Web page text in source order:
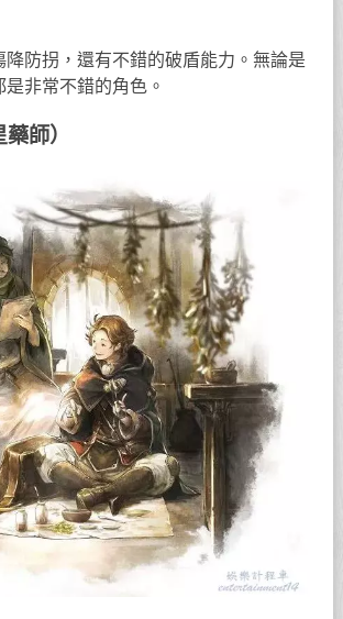
降防拐，還有不錯的破盾能力。無論是
非常不錯的角色。
師）